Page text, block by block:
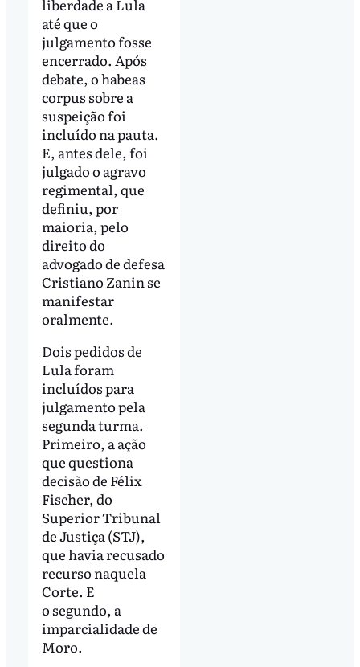
liberdade a Lula
até que o
julgamento fosse
encerrado. Após
debate, o habeas
corpus sobre a
suspeição foi
incluído na pauta.
E, antes dele, foi
julgado o agravo
regimental, que
definiu, por
maioria, pelo
direito do
advogado de defesa
Cristiano Zanin se
manifestar
oralmente.
Dois pedidos de
Lula foram
incluídos para
julgamento pela
segunda turma.
Primeiro, a ação
que questiona
decisão de Félix
Fischer, do
Superior Tribunal
de Justiça (STJ),
que havia recusado
recurso naquela
Corte. E
o segundo, a
imparcialidade de
Moro.